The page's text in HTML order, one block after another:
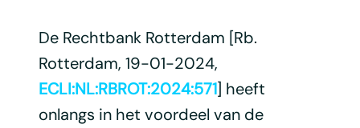
De Rechtbank Rotterdam [Rb.
Rotterdam, 19-01-2024,
ECLI:NL:RBROT:2024:571] heeft
onlangs in het voordeel van de